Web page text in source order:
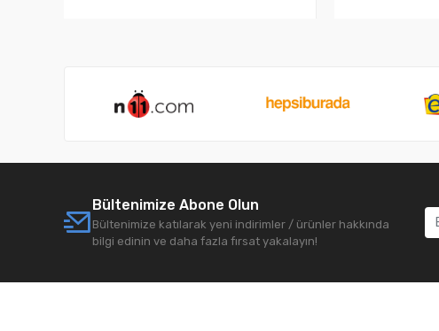
Bültenimize Abone Olun
Bültenimize katılarak yeni indirimler / ürünler hakkında
bilgi edinin ve daha fazla fırsat yakalayın!